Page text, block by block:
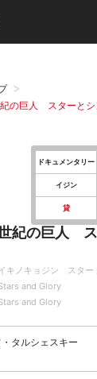
の巨人 スターとシ
ドキュメンタリー
イジン
貸
紀の巨人 ス
キノキョジン スター
and Glory
and Glory
タルシェスキー